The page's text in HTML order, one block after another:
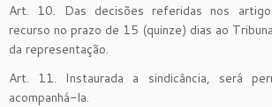
Art. 10. Das decisões referidas nos
recurso no prazo de 15 (quinze) dias ao
da representação.
Art. 11. Instaurada a sindicância, será
acompanhá-la.